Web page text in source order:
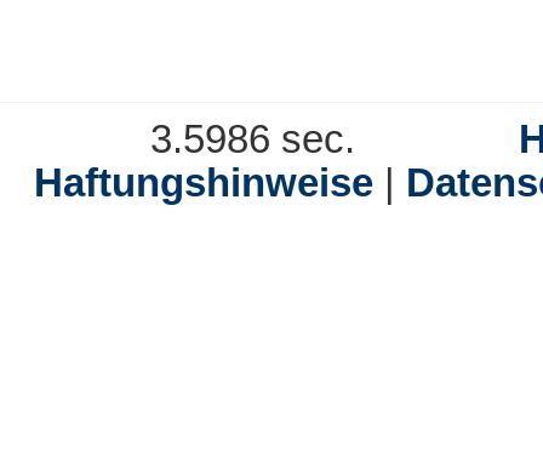
3.5986 sec.
Haftungshinweise|